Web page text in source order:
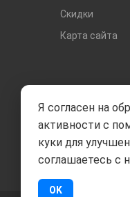
Скидки
Карта сайта
Я согласен на
активности с
куки для
соглашаетесь с
OK